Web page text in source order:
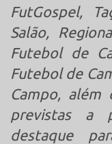
FutGospel,
Salão,
Futebol de
Futebol de
Campo, além
previstas a
destaque